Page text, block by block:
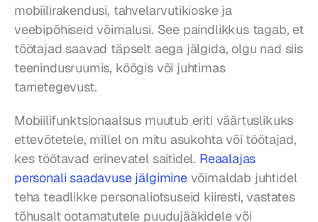
mobiilirakendusi, tahvelarvutikioske ja
veebipõhiseid võimalusi. See paindlikkus tagab, et
töötajad saavad täpselt aega jälgida, olgu nad siis
teenindusruumis, köögis või juhtimas
tarnetegevust.
Mobiilifunktsionaalsus muutub eriti väärtuslikuks
ettevõtetele, millel on mitu asukohta või töötajad,
kes töötavad erinevatel saitidel. Reaalajas
personali saadavuse jälgimine võimaldab juhtidel
teha teadlikke personaliotsuseid kiiresti, vastates
tõhusalt ootamatutele puudujääkidele või